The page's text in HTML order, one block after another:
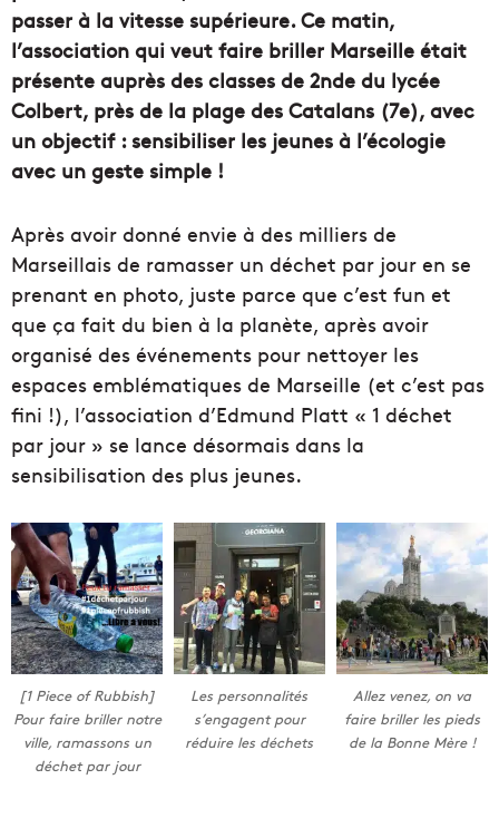
passer à la vitesse supérieure. Ce matin,
l’association qui veut faire briller Marseille était
présente auprès des classes de 2nde du lycée
Colbert, près de la plage des Catalans (7e), avec
un objectif : sensibiliser les jeunes à l’écologie
avec un geste simple !
Après avoir donné envie à des milliers de
Marseillais de ramasser un déchet par jour en se
prenant en photo, juste parce que c’est fun et
que ça fait du bien à la planète, après avoir
organisé des événements pour nettoyer les
espaces emblématiques de Marseille (et c’est pas
fini !), l’association d’Edmund Platt « 1 déchet
par jour » se lance désormais dans la
sensibilisation des plus jeunes.
[1 Piece of Rubbish]
Pour faire briller notre
ville, ramassons un
déchet par jour
Les personnalités
s’engagent pour
réduire les déchets
Allez venez, on va
faire briller les pieds
de la Bonne Mère !